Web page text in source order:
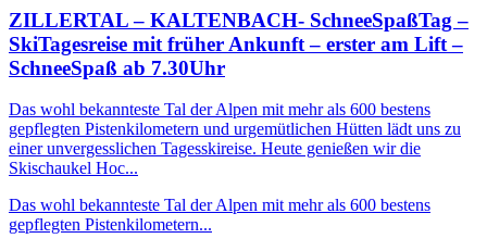
ZILLERTAL – KALTENBACH- SchneeSpaßTag –
SkiTagesreise mit früher Ankunft – erster am Lift –
SchneeSpaß ab 7.30Uhr
Das wohl bekannteste Tal der Alpen mit mehr als 600 bestens
gepflegten Pistenkilometern und urgemütlichen Hütten lädt uns zu
einer unvergesslichen Tagesskireise. Heute genießen wir die
Skischaukel Hoc...
Das wohl bekannteste Tal der Alpen mit mehr als 600 bestens
gepflegten Pistenkilometern...